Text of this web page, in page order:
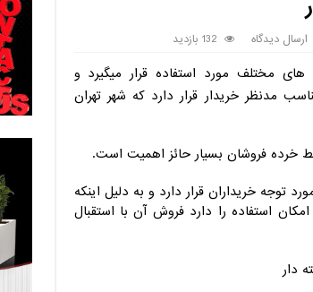
ارسال دیدگاه 132 بازدید
مختلف مورد استفاده قرار میگیرد و
مدنظر خریدار قرار دارد که شهر تهران
خرده فروشان بسیار حائز اهمیت است.
خریداران قرار دارد و به دلیل اینکه
استفاده را دارد فروش آن با استقبال